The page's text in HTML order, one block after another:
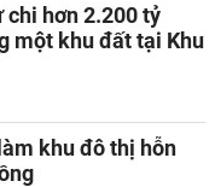
chi hơn 2.200 tỷ
một khu đất tại Khu
khu đô thị hỗn